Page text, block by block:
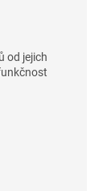
od jejich